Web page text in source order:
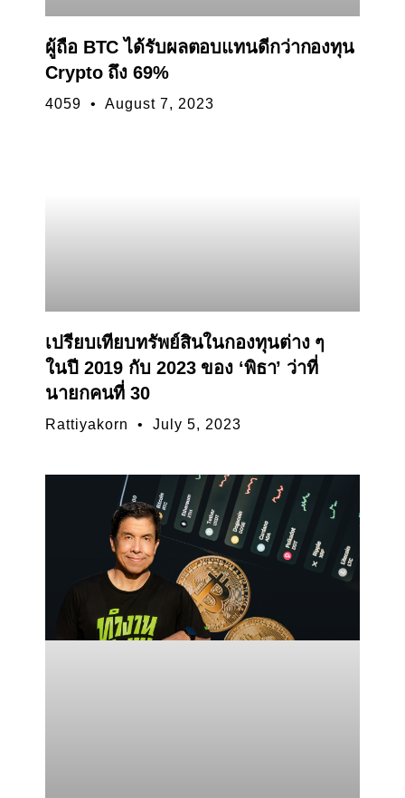
ผู้ถือ BTC ได้รับผลตอบแทนดีกว่ากองทุน
Crypto ถึง 69%
4059 August 7, 2023
เปรียบเทียบทรัพย์สินในกองทุนต่าง ๆ
ในปี 2019 กับ 2023 ของ ‘พิธา’ ว่าที่
นายกคนที่ 30
Rattiyakorn July 5, 2023